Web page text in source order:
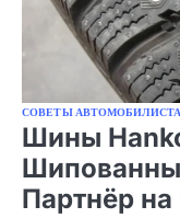
СОВЕТЫ
Шины
Партнёр